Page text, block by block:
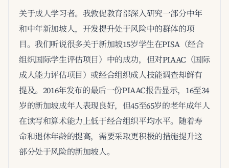
关于成人学习者。我敦促教育部深入研究一部分中年
和中年新加坡人，开发提升处于风险中的群体的项
目。我们听说很多关于新加坡15岁学生在PISA（经合
组织国际学生评估项目）中的成功，但对PIAAC（国际
成人能力评估项目）或经合组织成人技能调查却鲜有
提及。2016年发布的最后一份PIAAC报告显示，16至34
岁的新加坡成年人表现良好，但45至65岁的老年成年人
在读写和算术能力上低于经合组织平均水平。随着寿
命和退休年龄的提高，需要采取更积极的措施提升这
部分处于风险的新加坡人。